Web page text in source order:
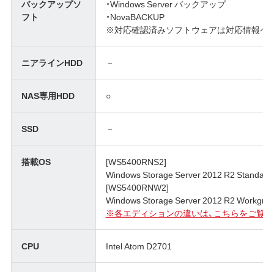
バックアップソ
フト
・Windows Server バックアップ
・NovaBACKUP
※対応確認済みソフトウェアは対応情報ペ
ニアラインHDD －
NAS専用HDD ○
SSD －
搭載OS
[WS5400RNS2]
Windows Storage Server 2012 R2 Standard
[WS5400RNW2]
Windows Storage Server 2012 R2
※各エディションの違いは、こちらをご覧
CPU Intel Atom D2701